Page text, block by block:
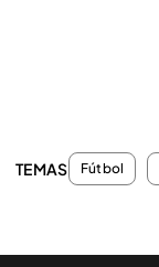
TEMAS Fútbol